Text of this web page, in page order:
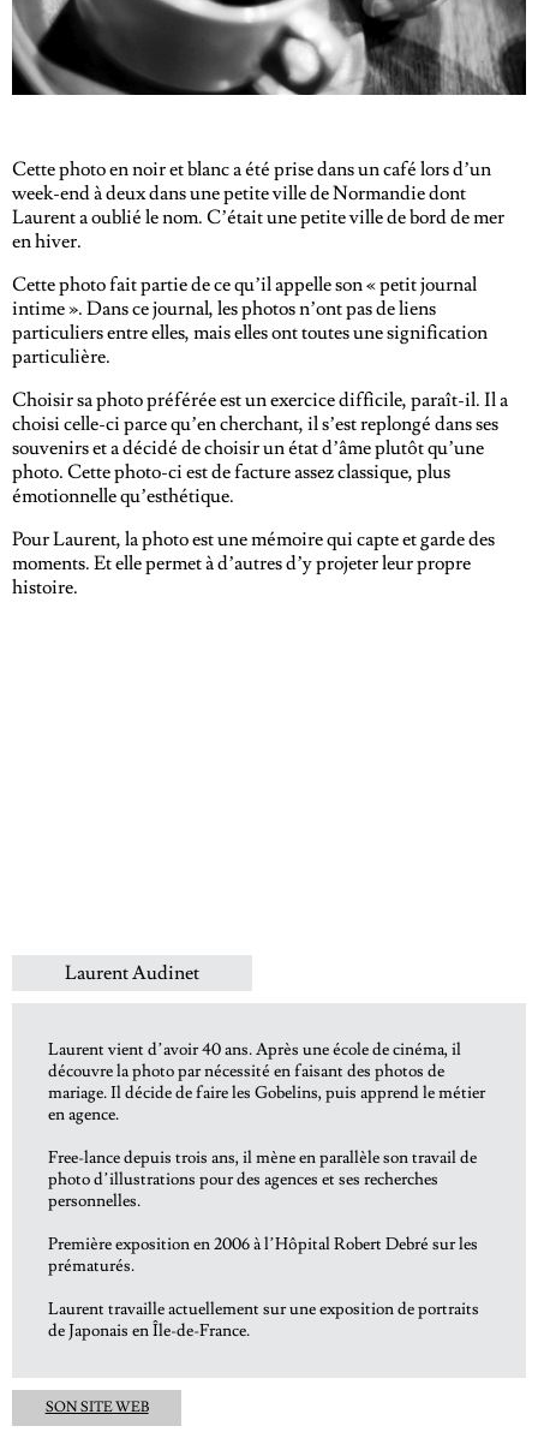
Cette photo en noir et blanc a été prise dans un café lors d’un
week-end à deux dans une petite ville de Normandie dont
Laurent a oublié le nom. C’était une petite ville de bord de mer
en hiver.
Cette photo fait partie de ce qu’il appelle son « petit journal
intime ». Dans ce journal, les photos n’ont pas de liens
particuliers entre elles, mais elles ont toutes une signification
particulière.
Choisir sa photo préférée est un exercice difficile, paraît-il. Il a
choisi celle-ci parce qu’en cherchant, il s’est replongé dans ses
souvenirs et a décidé de choisir un état d’âme plutôt qu’une
photo. Cette photo-ci est de facture assez classique, plus
émotionnelle qu’esthétique.
Pour Laurent, la photo est une mémoire qui capte et garde des
moments. Et elle permet à d’autres d’y projeter leur propre
histoire.
Laurent Audinet
Laurent vient d’avoir 40 ans. Après une école de cinéma, il
découvre la photo par nécessité en faisant des photos de
mariage. Il décide de faire les Gobelins, puis apprend le métier
en agence.
Free-lance depuis trois ans, il mène en parallèle son travail de
photo d’illustrations pour des agences et ses recherches
personnelles.
Première exposition en 2006 à l’Hôpital Robert Debré sur les
prématurés.
Laurent travaille actuellement sur une exposition de portraits
de Japonais en Île-de-France.
SON SITE WEB